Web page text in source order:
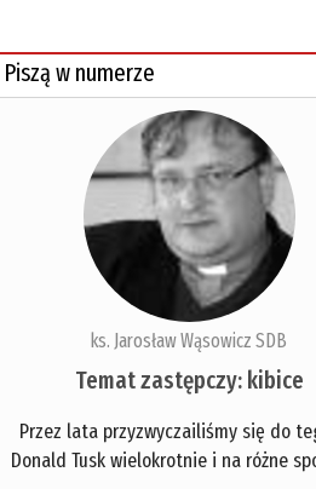
Piszą w numerze
ks. Jarosław Wąsowicz SDB
Temat zastępczy: kibice
Przez lata przyzwyczailiśmy się do
Donald Tusk wielokrotnie i na różne